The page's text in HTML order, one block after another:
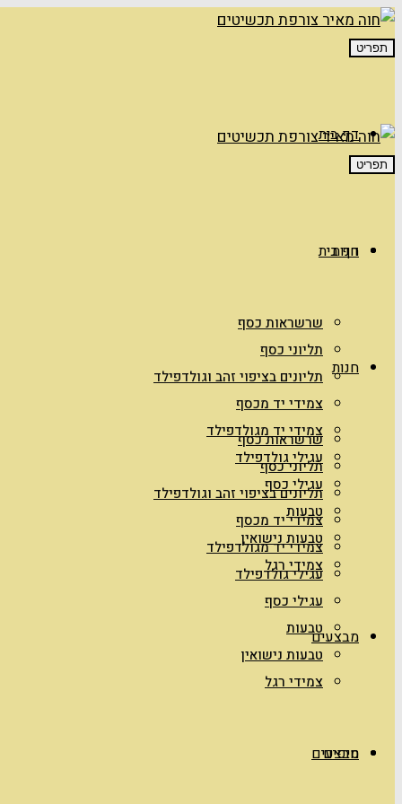
תפריט
דף בית
חנות
שרשראות כסף
תליוני כסף
תליונים בציפוי זהב וגולדפילד
צמידי יד מכסף
צמידי יד מגולדפילד
עגילי גולדפילד
עגילי כסף
טבעות
טבעות נישואין
צמידי רגל
מבצעים
טיפים
תפריט
דף בית
חנות
שרשראות כסף
תליוני כסף
תליונים בציפוי זהב וגולדפילד
צמידי יד מכסף
צמידי יד מגולדפילד
עגילי גולדפילד
עגילי כסף
טבעות
טבעות נישואין
צמידי רגל
מבצעים